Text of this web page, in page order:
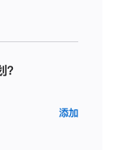
添加